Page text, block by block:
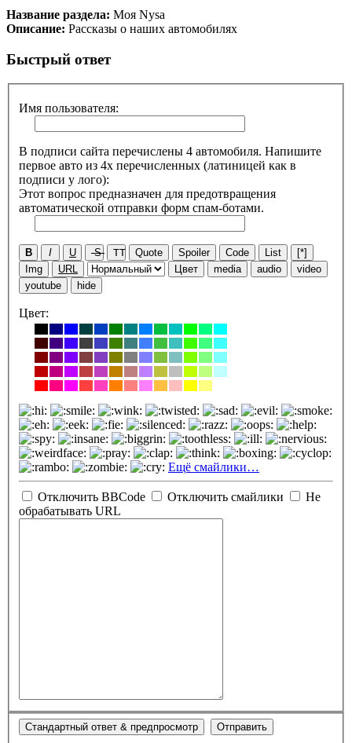
Название раздела: Моя Nysa
Описание: Рассказы о наших автомобилях
Быстрый ответ
Имя пользователя:
В подписи сайта перечислены 4 автомобиля. Напишите
первое авто из 4х перечисленных (латиницей как в
подписи у лого):
Этот вопрос предназначен для предотвращения
автоматической отправки форм спам-ботами.
B I U S TT Quote Spoiler Code List
[*]
Img
URL Цвет media audio
video
youtube
hide
Цвет:
Ещё смайлики…
Отключить BBCode Отключить смайлики
Не
обрабатывать URL